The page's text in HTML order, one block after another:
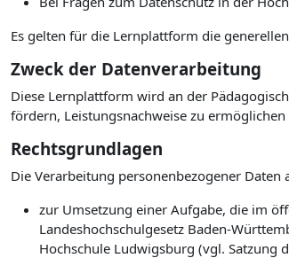
Es gelten für die Lernplattform die
Zweck der Datenverarbeitung
Diese Lernplattform wird an der
fördern, Leistungsnachweise zu
Rechtsgrundlagen
Die Verarbeitung personenbezogener
zur Umsetzung einer Aufgabe, die im
Landeshochschulgesetz Baden-
Hochschule Ludwigsburg (vgl. Satzung